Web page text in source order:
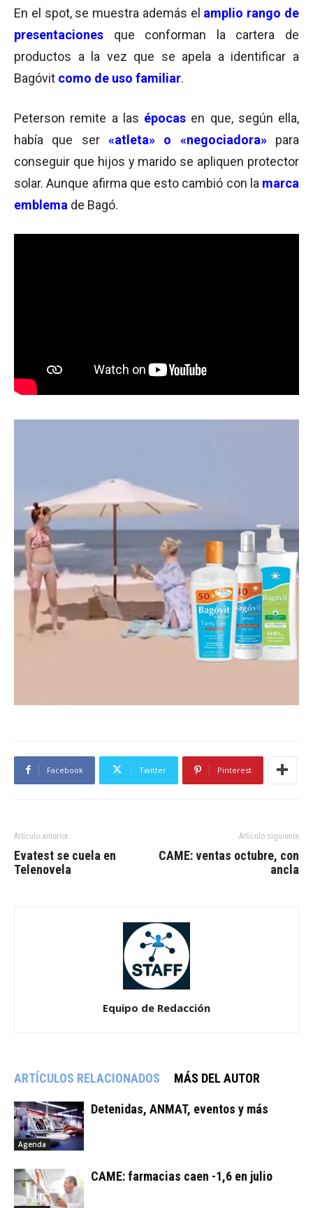
En el spot, se muestra además el amplio rango de
presentaciones que conforman la cartera de
productos a la vez que se apela a identificar a
Bagóvit como de uso familiar.
Peterson remite a las épocas en que, según ella,
había que ser«atleta» o «negociadora»para
conseguir que hijos y marido se apliquen protector
solar. Aunque afirma que esto cambió con la marca
emblema de Bagó.
Facebook Twitter Pinterest
Artículo anterior
Evatest se cuela en
Telenovela
Artículo siguiente
CAME: ventas octubre, con
ancla
Equipo de Redacción
ARTÍCULOS RELACIONADOS MÁS DEL AUTOR
Agenda
Detenidas, ANMAT, eventos y más
CAME: farmacias caen -1,6 en julio